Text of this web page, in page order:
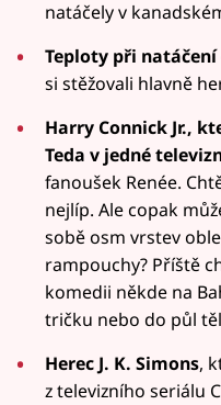
natáčely v
Teploty při natáčení
si stěžovali hlavně
Harry Connick Jr.,
Teda v jedné
fanoušek Renée.
nejlíp. Ale copak
sobě osm vrstev
rampouchy? Příště
komedii někde na
tričku nebo do půl
Herec J. K. Simons,
z televizního seriálu